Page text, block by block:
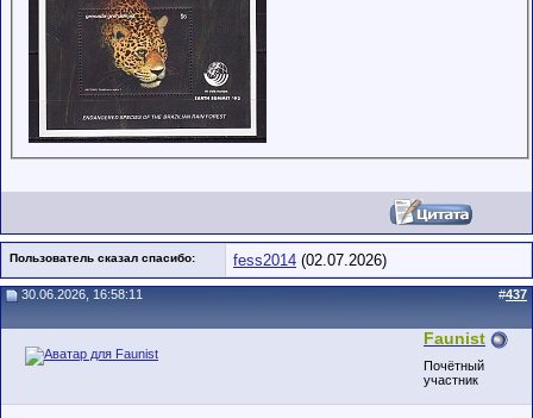
Пользователь сказал cпасибо: fess2014 (02.07.2026)
30.06.2026, 16:58:11 #437
Faunist
Почётный
участник